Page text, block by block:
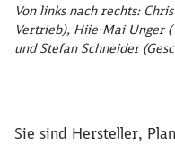
Von links nach rechts:
Vertrieb), Hiie-Mai Unger
und Stefan Schneider
Sie sind Hersteller,